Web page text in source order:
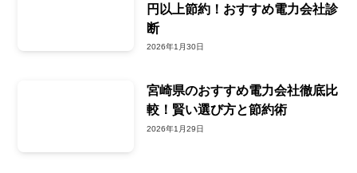
円以上節約！おすすめ電力会社診
断
2026年1月30日
宮崎県のおすすめ電力会社徹底比
較！賢い選び方と節約術
2026年1月29日